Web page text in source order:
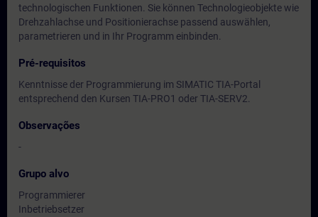
technologischen Funktionen. Sie können Technologieobjekte wie
Drehzahlachse und Positionierachse passend auswählen,
parametrieren und in Ihr Programm einbinden.
Pré-requisitos
Kenntnisse der Programmierung im SIMATIC TIA-Portal
entsprechend den Kursen TIA-PRO1 oder TIA-SERV2.
Observações
-
Grupo alvo
Programmierer
Inbetriebsetzer